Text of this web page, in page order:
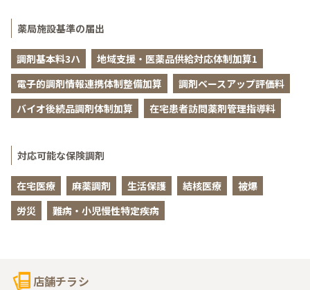
薬局施設基準の届出
調剤基本料3ハ
地域支援・医薬品供給対応体制加算1
電子的調剤情報連携体制整備加算
調剤ベースアップ評価料
バイオ後続品調剤体制加算
在宅患者訪問薬剤管理指導料
対応可能な保険調剤
在宅医療 麻薬調剤 生活保護 結核医療
被爆
労災
難病・小児慢性特定疾病
店舗チラシ